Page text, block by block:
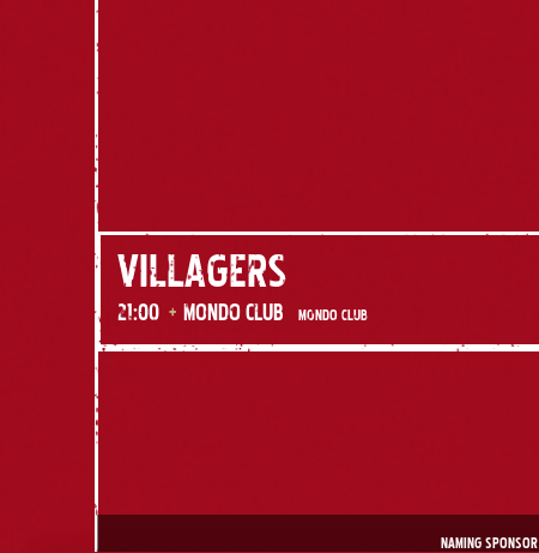
GRUFF RHYS
18:00 + ​BIBLIOTECA EMAO​BIBLIOTECA EMAO
NAMING SPONSOR